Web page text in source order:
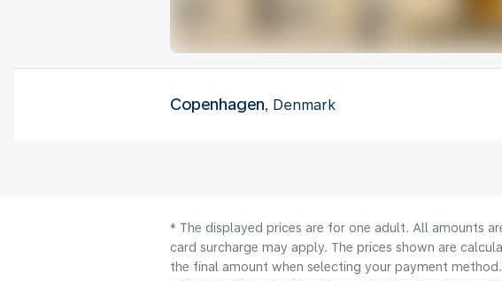
Copenhagen, Denmark
* The displayed prices are for one adult. All amounts
card surcharge may apply. The prices shown are
the final amount when selecting your payment